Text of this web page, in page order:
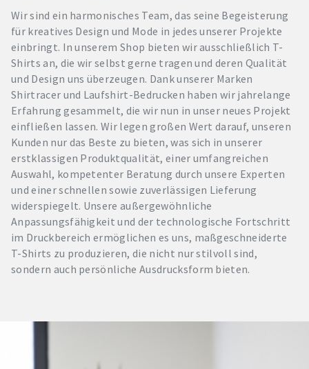
Wir sind ein harmonisches Team, das seine Begeisterung
für kreatives Design und Mode in jedes unserer Projekte
einbringt. In unserem Shop bieten wir ausschließlich T-
Shirts an, die wir selbst gerne tragen und deren Qualität
und Design uns überzeugen. Dank unserer Marken
Shirtracer und Laufshirt-Bedrucken haben wir jahrelange
Erfahrung gesammelt, die wir nun in unser neues Projekt
einfließen lassen. Wir legen großen Wert darauf, unseren
Kunden nur das Beste zu bieten, was sich in unserer
erstklassigen Produktqualität, einer umfangreichen
Auswahl, kompetenter Beratung durch unsere Experten
und einer schnellen sowie zuverlässigen Lieferung
widerspiegelt. Unsere außergewöhnliche
Anpassungsfähigkeit und der technologische Fortschritt
im Druckbereich ermöglichen es uns, maßgeschneiderte
T-Shirts zu produzieren, die nicht nur stilvoll sind,
sondern auch persönliche Ausdrucksform bieten.